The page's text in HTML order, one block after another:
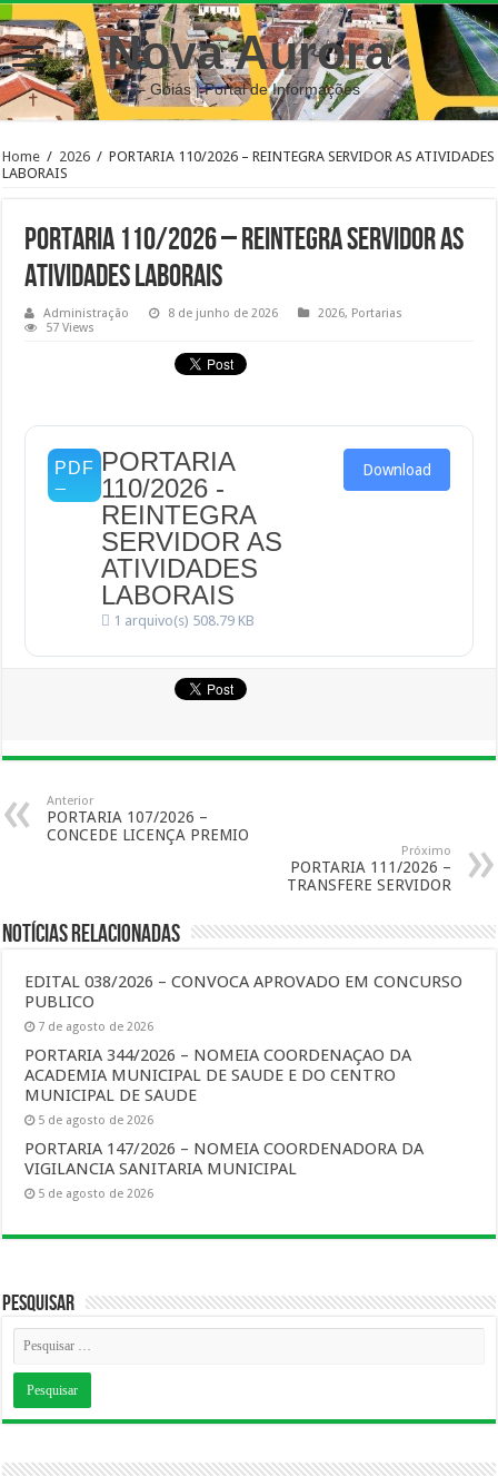
Nova Aurora
– Goiás | Portal de Informações
Home / 2026 / PORTARIA 110/2026 – REINTEGRA SERVIDOR AS ATIVIDADES
LABORAIS
PORTARIA 110/2026 – REINTEGRA SERVIDOR AS
ATIVIDADES LABORAIS
Administração 8 de junho de 2026 2026, Portarias
57 Views
PORTARIA
110/2026 -
REINTEGRA
SERVIDOR AS
ATIVIDADES
LABORAIS
1 arquivo(s) 508.79 KB
Download
Anterior
PORTARIA 107/2026 –
CONCEDE LICENÇA PREMIO
Próximo
PORTARIA 111/2026 –
TRANSFERE SERVIDOR
Notícias Relacionadas
EDITAL 038/2026 – CONVOCA APROVADO EM CONCURSO
PUBLICO
7 de agosto de 2026
PORTARIA 344/2026 – NOMEIA COORDENAÇAO DA
ACADEMIA MUNICIPAL DE SAUDE E DO CENTRO
MUNICIPAL DE SAUDE
5 de agosto de 2026
PORTARIA 147/2026 – NOMEIA COORDENADORA DA
VIGILANCIA SANITARIA MUNICIPAL
5 de agosto de 2026
Pesquisar